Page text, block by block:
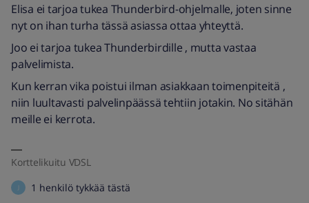
Elisa ei tarjoa tukea Thunderbird-ohjelmalle, joten sinne
nyt on ihan turha tässä asiassa ottaa yhteyttä.
Joo ei tarjoa tukea Thunderbirdille , mutta vastaa
palvelimista.
Kun kerran vika poistui ilman asiakkaan toimenpiteitä ,
niin luultavasti palvelinpäässä tehtiin jotakin. No sitähän
meille ei kerrota.
Korttelikuitu VDSL
1 henkilö tykkää tästä